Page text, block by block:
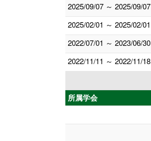
2025/09/07 ～ 2025/09/07
2025/02/01 ～ 2025/02/01
2022/07/01 ～ 2023/06/30
2022/11/11 ～ 2022/11/18
所属学会